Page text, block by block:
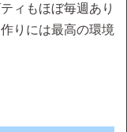
ィもほぼ毎週あり
りには最高の環境